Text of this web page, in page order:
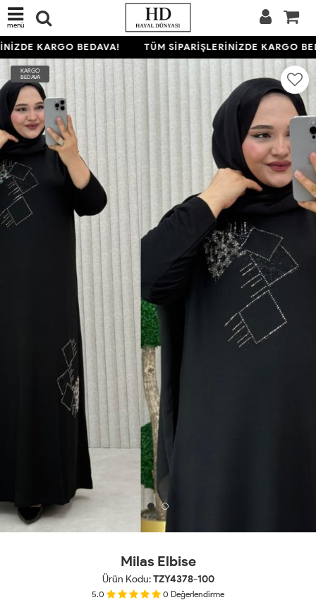
menü
KARGO BEDAVA! TÜM SİPARİŞLERİNİZDE KARGO
KARGO
BEDAVA
Milas Elbise
Ürün Kodu:TZY4378-100
5.0 0 Değerlendirme